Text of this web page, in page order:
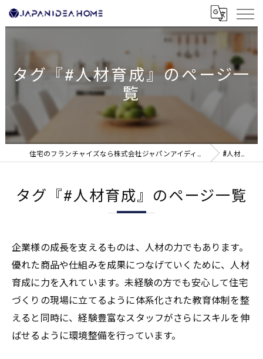
タグ『#人材育成』のページ一
覧
#人材育成
タグ『#人材育成』のページ一覧
企業様の成長を支えるものは、人材の力でもあります。
優れた商品や仕組みを成果につなげていくために、人材
育成に力を入れています。未経験の方でも安心して住宅
づくりの現場に立てるように体系化された教育体制を整
えると同時に、経験豊富なスタッフがさらにスキルを伸
ばせるように環境整備を行っています。